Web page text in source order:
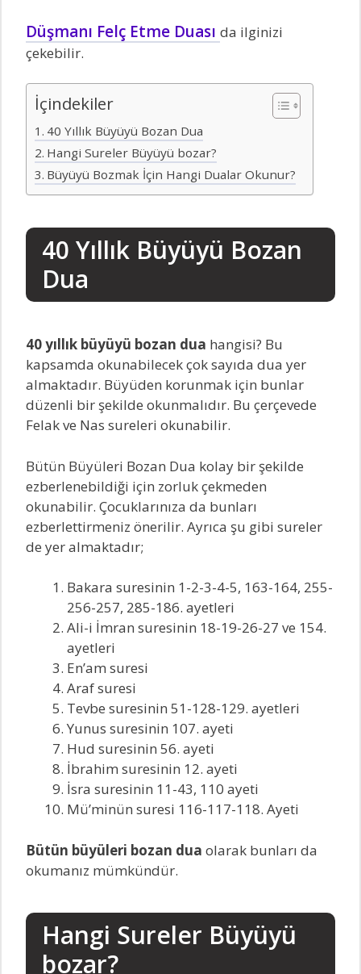
Düşmanı Felç Etme Duası da ilginizi
çekebilir.
İçindekiler
40 Yıllık Büyüyü Bozan Dua
Hangi Sureler Büyüyü bozar?
Büyüyü Bozmak İçin Hangi Dualar Okunur?
40 Yıllık Büyüyü Bozan
Dua
40 yıllık büyüyü bozan dua hangisi? Bu
kapsamda okunabilecek çok sayıda dua yer
almaktadır. Büyüden korunmak için bunlar
düzenli bir şekilde okunmalıdır. Bu çerçevede
Felak ve Nas sureleri okunabilir.
Bütün Büyüleri Bozan Dua kolay bir şekilde
ezberlenebildiği için zorluk çekmeden
okunabilir. Çocuklarınıza da bunları
ezberlettirmeniz önerilir. Ayrıca şu gibi sureler
de yer almaktadır;
Bakara suresinin 1-2-3-4-5, 163-164, 255-
256-257, 285-186. ayetleri
Ali-i İmran suresinin 18-19-26-27 ve 154.
ayetleri
En’am suresi
Araf suresi
Tevbe suresinin 51-128-129. ayetleri
Yunus suresinin 107. ayeti
Hud suresinin 56. ayeti
İbrahim suresinin 12. ayeti
İsra suresinin 11-43, 110 ayeti
Mü’minün suresi 116-117-118. Ayeti
Bütün büyüleri bozan dua olarak bunları da
okumanız mümkündür.
Hangi Sureler Büyüyü
bozar?